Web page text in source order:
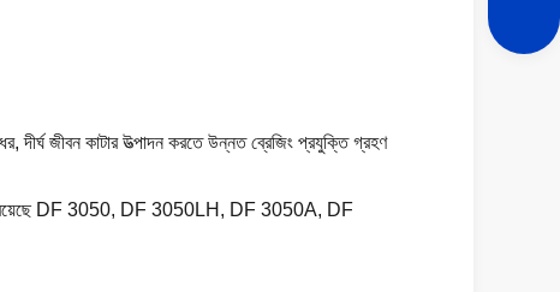
দীর্ঘ জীবন কাটার উত্পাদন করতে উন্নত ব্রেজিং প্রযুক্তি গ্রহণ
মধ্যে রয়েছে DF 3050, DF 3050LH, DF 3050A, DF